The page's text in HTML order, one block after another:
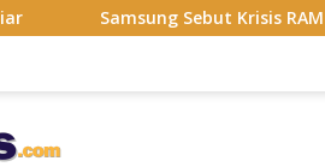
Sebut Krisis RAM Berencana